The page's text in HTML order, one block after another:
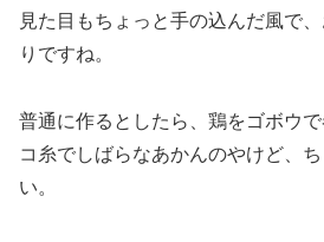
見た目もちょっと手の込んだ風で
りですね。
普通に作るとしたら、鶏をゴボウ
コ糸でしばらなあかんのやけど、
い。